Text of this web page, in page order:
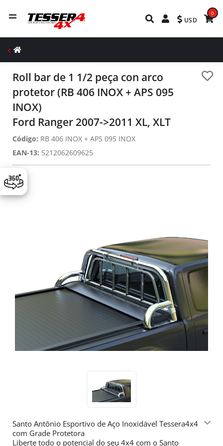
USD
0
Roll bar de 1 1/2 peça con arco
protetor (RB 406 INOX + APS 095
INOX)
Ford Ranger 2007->2011 XL, XLT
Código: RB 406 INOX + APS 095 INOX
EAN-13: 5212062609625
Santo Antônio Esportivo de Aço Inoxidável Tessera4x4
com Grade Protetora
Liberte todo o potencial do seu 4x4 com o Santo